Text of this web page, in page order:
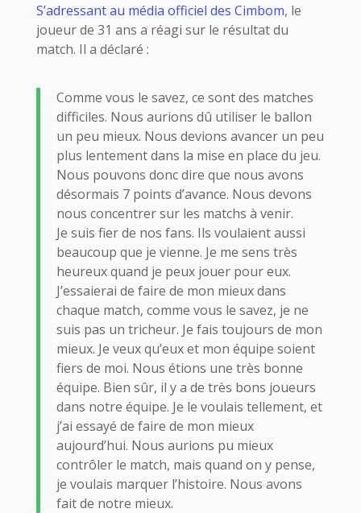
S’adressant au média officiel des Cimbom, le
joueur de 31 ans a réagi sur le résultat du
match. Il a déclaré :
Comme vous le savez, ce sont des matches
difficiles. Nous aurions dû utiliser le ballon
un peu mieux. Nous devions avancer un peu
plus lentement dans la mise en place du jeu.
Nous pouvons donc dire que nous avons
désormais 7 points d’avance. Nous devons
nous concentrer sur les matchs à venir.
Je suis fier de nos fans. Ils voulaient aussi
beaucoup que je vienne. Je me sens très
heureux quand je peux jouer pour eux.
J’essaierai de faire de mon mieux dans
chaque match, comme vous le savez, je ne
suis pas un tricheur. Je fais toujours de mon
mieux. Je veux qu’eux et mon équipe soient
fiers de moi. Nous étions une très bonne
équipe. Bien sûr, il y a de très bons joueurs
dans notre équipe. Je le voulais tellement, et
j’ai essayé de faire de mon mieux
aujourd’hui. Nous aurions pu mieux
contrôler le match, mais quand on y pense,
je voulais marquer l’histoire. Nous avons
fait de notre mieux.